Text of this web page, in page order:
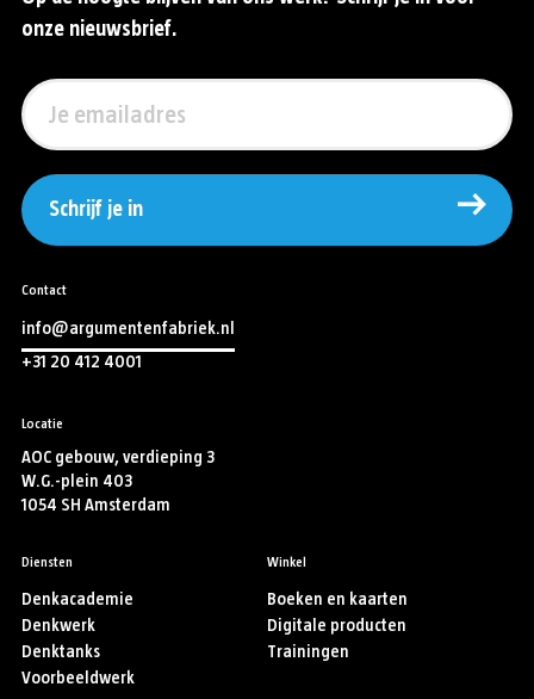
onze nieuwsbrief.
Schrijf je in
Contact
info@argumentenfabriek.nl
+31 20 412 4001
Locatie
AOC gebouw, verdieping 3
W.G.-plein 403
1054 SH Amsterdam
Diensten
Denkacademie
Denkwerk
Denktanks
Voorbeeldwerk
Winkel
Boeken en kaarten
Digitale producten
Trainingen